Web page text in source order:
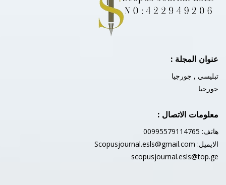
عنوان المجلة :
تبليسي , جورجيا
جورجيا
معلومات الاتصال :
هاتف: 00995579114765
الايميل:Scopusjournal.esls@gmail.com
scopusjournal.esls@top.ge